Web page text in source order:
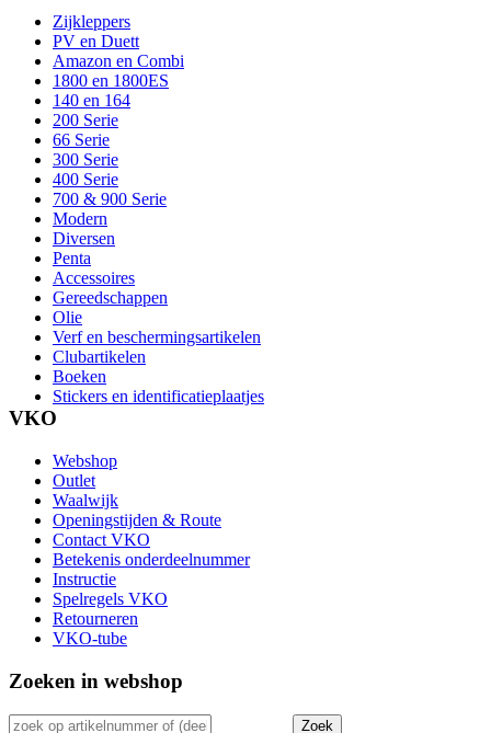
Zijkleppers
PV en Duett
Amazon en Combi
1800 en 1800ES
140 en 164
200 Serie
66 Serie
300 Serie
400 Serie
700 & 900 Serie
Modern
Diversen
Penta
Accessoires
Gereedschappen
Olie
Verf en beschermingsartikelen
Clubartikelen
Boeken
Stickers en identificatieplaatjes
VKO
Webshop
Outlet
Waalwijk
Openingstijden & Route
Contact VKO
Betekenis onderdeelnummer
Instructie
Spelregels VKO
Retourneren
VKO-tube
Zoeken in webshop